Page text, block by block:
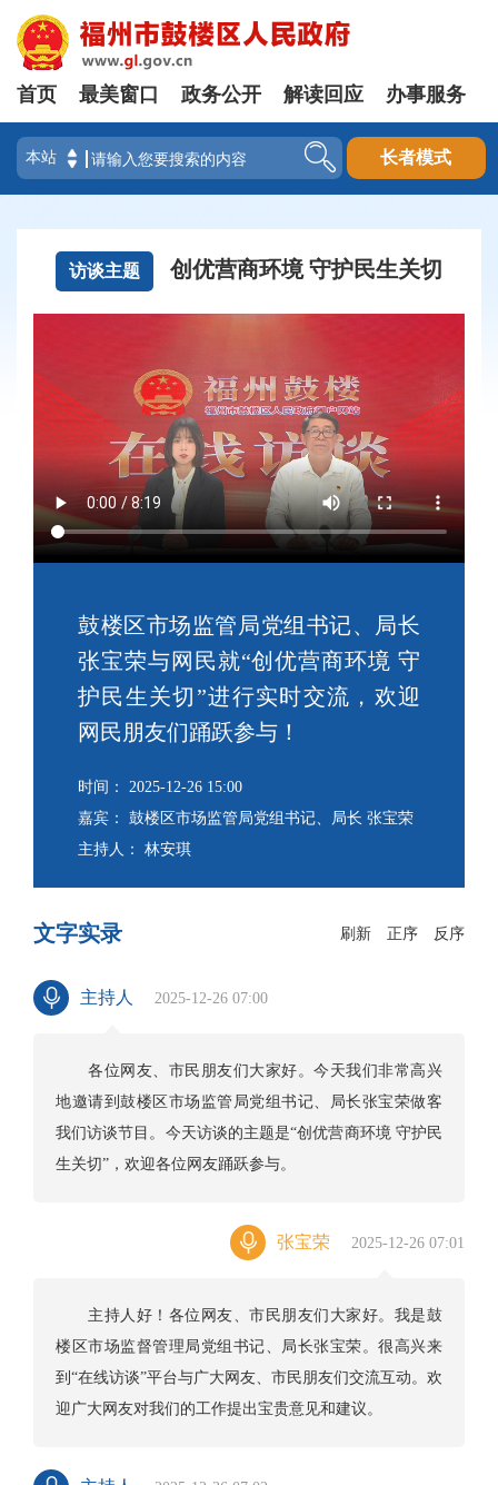
登录
首页 最美窗口 政务公开 解读回应 办事服务
长者模式
访谈主题 创优营商环境 守护民生关切
鼓楼区市场监管局党组书记、局长
张宝荣与网民就“创优营商环境 守
护民生关切”进行实时交流，欢迎
网民朋友们踊跃参与！
时间： 2025-12-26 15:00
嘉宾： 鼓楼区市场监管局党组书记、局长 张宝荣
主持人： 林安琪
文字实录 刷新 正序 反序
主持人 2025-12-26 07:00
各位网友、市民朋友们大家好。今天我们非常高兴
地邀请到鼓楼区市场监管局党组书记、局长张宝荣做客
我们访谈节目。今天访谈的主题是“创优营商环境 守护民
生关切”，欢迎各位网友踊跃参与。
张宝荣 2025-12-26 07:01
主持人好！各位网友、市民朋友们大家好。我是鼓
楼区市场监督管理局党组书记、局长张宝荣。很高兴来
到“在线访谈”平台与广大网友、市民朋友们交流互动。欢
迎广大网友对我们的工作提出宝贵意见和建议。